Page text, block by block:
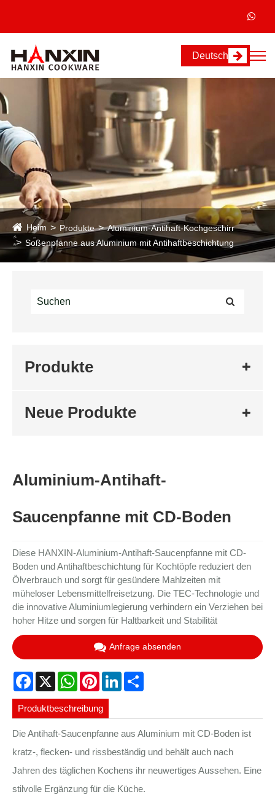
Deutsch
Heim Produkte
Aluminium-Antihaft-Kochgeschirr
Soßenpfanne aus Aluminium mit Antihaftbeschichtung
Produkte
Neue Produkte
Aluminium-Antihaft-
Saucenpfanne mit CD-Boden
Diese HANXIN-Aluminium-Antihaft-Saucenpfanne mit CD-
Boden und Antihaftbeschichtung für Kochtöpfe reduziert den
Ölverbrauch und sorgt für gesündere Mahlzeiten mit
müheloser Lebensmittelfreisetzung. Die TEC-Technologie und
die innovative Aluminiumlegierung verhindern ein Verziehen bei
hoher Hitze und sorgen für Haltbarkeit und Stabilität
Anfrage absenden
Facebook
X WhatsAppPinterestLinkedIn
Produktbeschreibung
Die Antihaft-Saucenpfanne aus Aluminium mit CD-Boden ist
kratz-, flecken- und rissbeständig und behält auch nach
Jahren des täglichen Kochens ihr neuwertiges Aussehen. Eine
stilvolle Ergänzung für die Küche.